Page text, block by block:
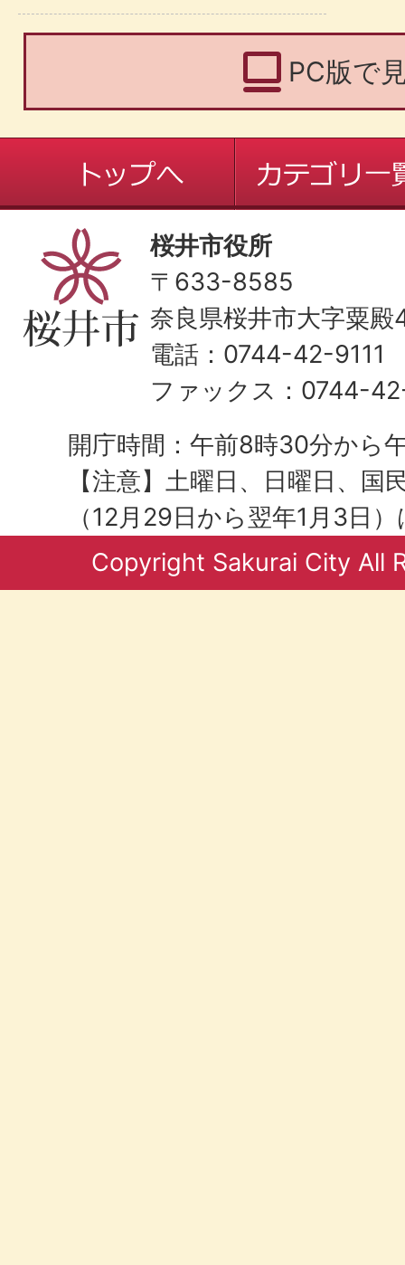
PC版で
桜井市役所
〒633-8585
奈良県桜井市大字粟
電話：0744-42-9111
ファックス：0744-
開庁時間：午前8時30分から
【注意】土曜日、日曜日、国
（12月29日から翌年1月3日
Copyright Sakurai City All